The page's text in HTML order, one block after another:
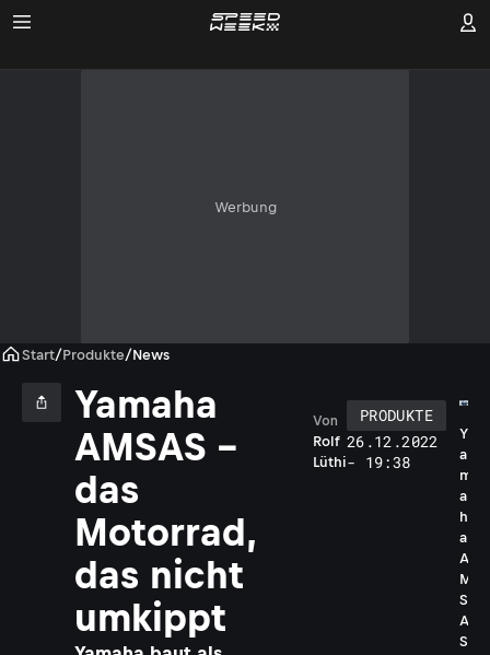
Werbung
Start/Produkte/News
Yamaha
AMSAS –
das
Motorrad,
das nicht
umkippt
Rolf
Lüthi
Von
PRODUKTE
26.12.2022
- 19:38
Y
a
m
a
h
a
A
M
S
A
S